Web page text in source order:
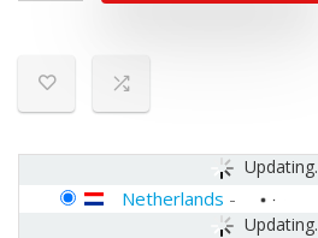
Netherlands -